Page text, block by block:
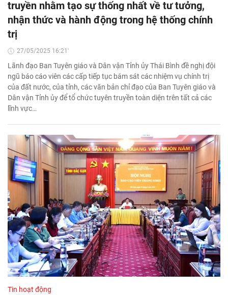
truyền nhằm tạo sự thống nhất về tư tưởng,
nhận thức và hành động trong hệ thống chính
trị
27/05/2025 16:21'
Lãnh đạo Ban Tuyên giáo và Dân vận Tỉnh ủy Thái Bình đề nghị đội
ngũ báo cáo viên các cấp tiếp tục bám sát các nhiệm vụ chính trị
của đất nước, của tỉnh, các văn bản chỉ đạo của Ban Tuyên giáo và
Dân vận Tỉnh ủy để tổ chức tuyên truyền toàn diện trên tất cả các
lĩnh vực…
Tin hoạt động